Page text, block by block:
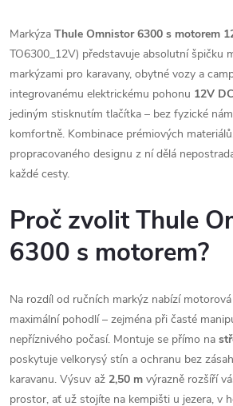
Markýza Thule Omnistor 6300 s motorem
TO6300_12V) představuje absolutní špičku
markýzami pro karavany, obytné vozy a
integrovanému elektrickému pohonu 12V DC
jediným stisknutím tlačítka – bez fyzické
komfortně. Kombinace prémiových
propracovaného designu z ní dělá
každé cesty.
Proč zvolit Thule
6300 s motorem?
Na rozdíl od ručních markýz nabízí
maximální pohodlí – zejména při časté
nepříznivého počasí. Montuje se přímo na
poskytuje velkorysý stín a ochranu bez
karavanu. Výsuv až 2,50 m výrazně rozšíří
prostor, ať už stojíte na kempišti u jezera, v